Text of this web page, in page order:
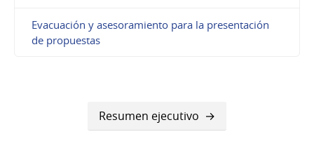
Evacuación y asesoramiento para la presentación
de propuestas
Resumen ejecutivo